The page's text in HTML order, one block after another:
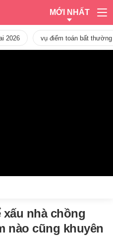
MỚI NHẤT
2026 vụ điểm toán bất
xấu nhà chồng
nào cũng khuyên